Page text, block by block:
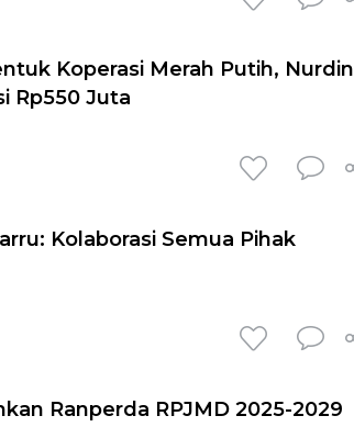
Koperasi Merah Putih, Nurdin
Rp550 Juta
Kolaborasi Semua Pihak
Ranperda RPJMD 2025-2029